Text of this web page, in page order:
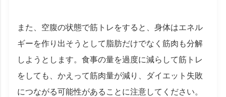
また、空腹の状態で筋トレをすると、身体はエネル
ギーを作り出そうとして脂肪だけでなく筋肉も分解
しようとします。食事の量を過度に減らして筋トレ
をしても、かえって筋肉量が減り、ダイエット失敗
につながる可能性があることに注意してください。